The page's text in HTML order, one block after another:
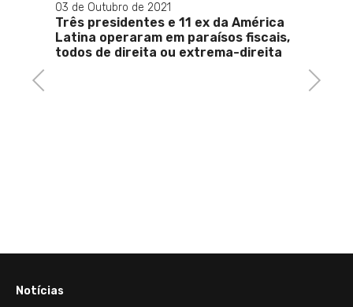
Previous
03 de Outubro de 2021
Três presidentes e 11 ex da América
Latina operaram em paraísos fiscais,
todos de direita ou extrema-direita
Next
Notícias